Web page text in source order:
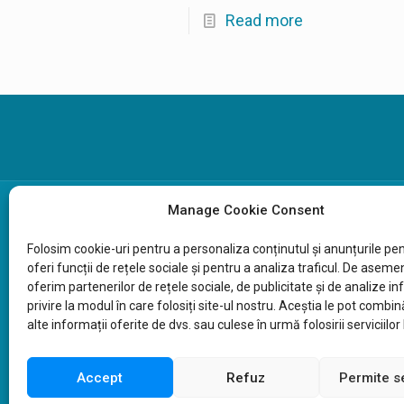
Manage Cookie Consent
Folosim cookie-uri pentru a personaliza conținutul și anunțurile
oferi funcții de rețele sociale și pentru a analiza traficul. De
oferim partenerilor de rețele sociale, de publicitate și de analize
privire la modulîn care folosiți site-ul nostru. Aceștia le pot
alte informații oferite de dvs. sau culeseîn urmă folosirii serviciilor
Accept Refuz Permite
Read more
Fundația Comunitară Sibiu, CIF 30885877
Pentru donații:
RO72RNCB0227130116020001 deschis la BCR
sauonline aici
Copyright ©2026 Fundația Comunitară Sibiu -